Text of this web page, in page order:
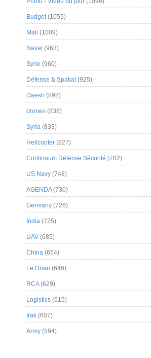
Budget(1055)
Mali (1009)
Naval (963)
Syrie (960)
Défense & Spatial (925)
Daesh (892)
drones (838)
Syria (833)
Helicopter (827)
Continuum Défense Sécurité (782)
US Navy (748)
AGENDA(730)
Germany (726)
India (725)
UAV (685)
China (654)
Le Drian (646)
RCA(629)
Logistics (615)
Irak (607)
Army (594)